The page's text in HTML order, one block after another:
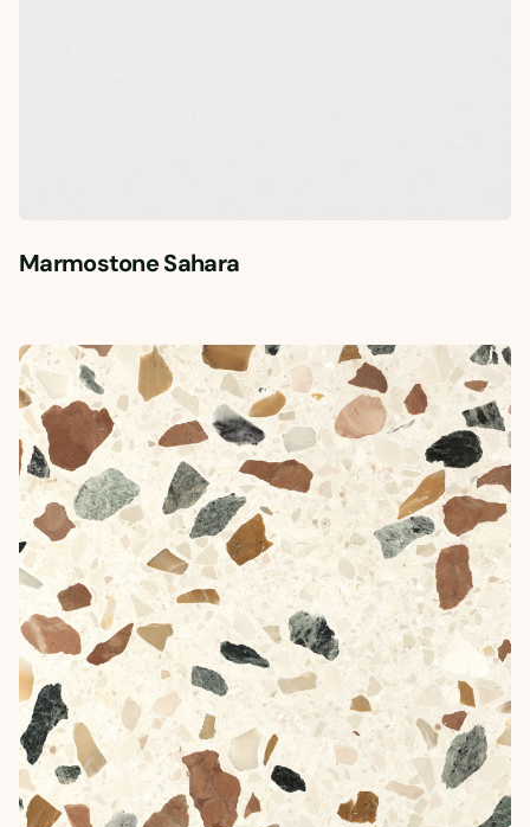
Marmostone Sahara